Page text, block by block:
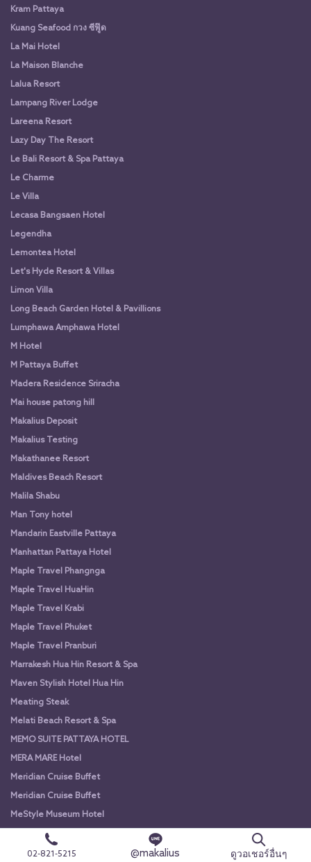
Kram Pattaya
Kuang Seafood กวง ซีฟู๊ด
La Mai Hotel
La Maison Blanche
Lalua Resort
Lampang River Lodge
Lareena Resort
Lazy Day The Resort
Le Bali Resort & Spa Pattaya
Le Charme
Le Villa
Lecasa Bangsaen Hotel
Legendha
Lemontea Hotel
Let's Hyde Resort & Villas
Limon Villa
Long Beach Garden Hotel & Pavillions
Lumphawa Amphawa Hotel
M Hotel
M Pattaya Buffet
Madera Residence Sriracha
Mai house patong hill
Makalius Deposit
Makalius Testing
Makathanee Resort
Maldives Beach Resort
Malila Shabu
Man Tony hotel
Mandarin Eastville Pattaya
Manhattan Pattaya Hotel
Maple Travel Phangnga
Maple Travel HuaHin
Maple Travel Krabi
Maple Travel Phuket
Maple Travel Pranburi
Marrakesh Hua Hin Resort & Spa
Maven Stylish Hotel Hua Hin
Meating Steak
Melati Beach Resort & Spa
MEMO SUITE PATTAYA HOTEL
MERA MARE Hotel
Meridian Cruise Buffet
Meridian Cruise Buffet
MeStyle Museum Hotel
MeStyle Place Hotel
Mida De Sea Hua Hin
02-821-5215 @makalius ดูวอเชอร์อื่นๆ